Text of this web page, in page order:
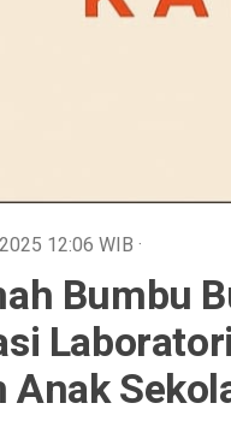
12:06 WIB ·
Bumbu
Anak